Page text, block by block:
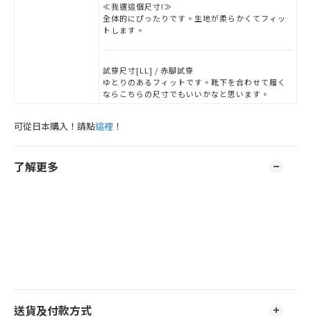
≪我選這個尺寸!≫
全体的にぴったりです。生地が柔らかくてフィッ
トします。
試穿尺寸[LL] / 赤腳試穿
ゆとりのあるフィットです。靴下を合わせて履く
ならこちらの尺寸でもいいかなと思います。
可從日本購入！請點這裡 ！
了解更多
送貨及付款方式